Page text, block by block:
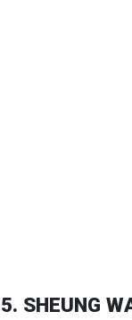
5. SHEUNG